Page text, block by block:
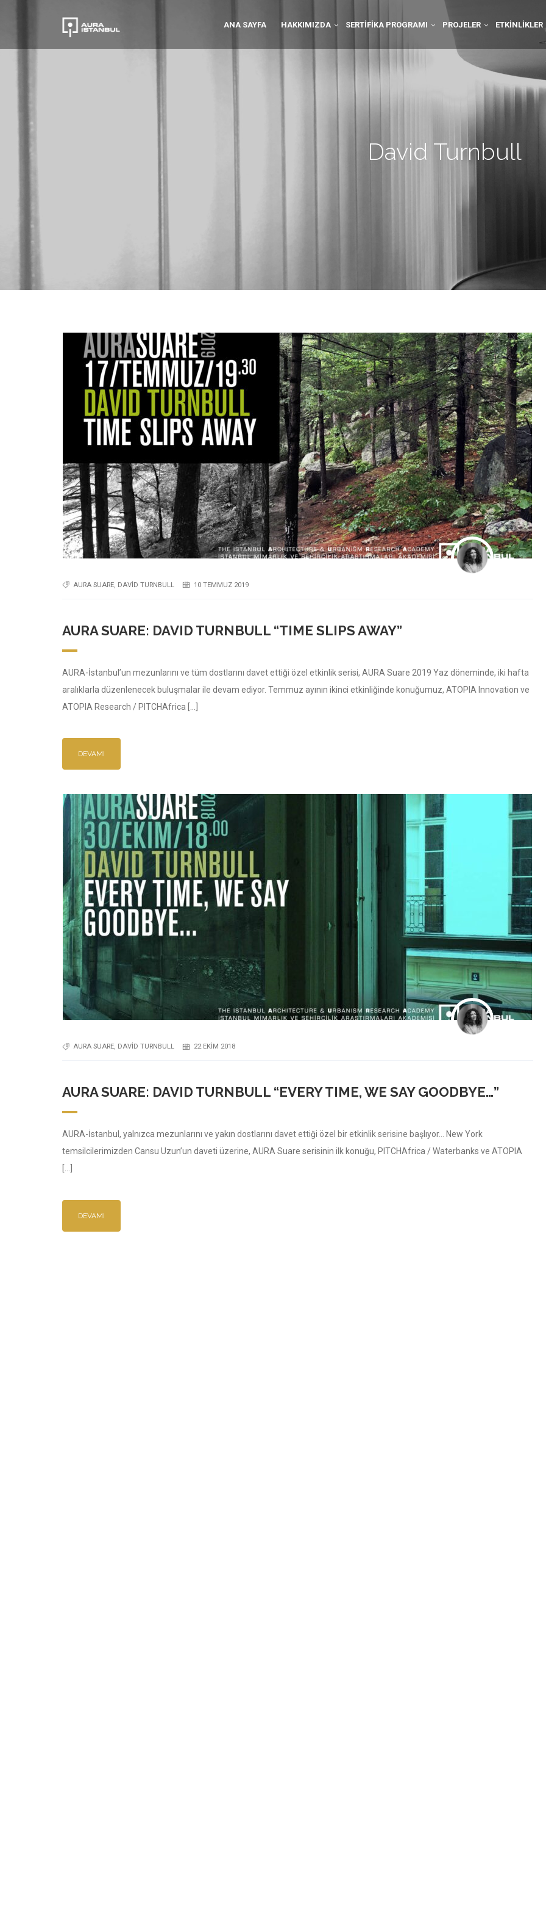
ANA SAYFA HAKKIMIZDA SERTIFIKA PROGRAMI PROJELER ETKINLIKLER
AURA SUARE, DAVID TURNBULL 10 TEMMUZ 2019
AURA SUARE: DAVID TURNBULL “TIME SLIPS AWAY”
AURA-İstanbul’un mezunlarını ve tüm dostlarını davet ettiği özel etkinlik serisi, AURA Suare 2019 Yaz döneminde, iki hafta
aralıklarla düzenlenecek buluşmalar ile devam ediyor. Temmuz ayının ikinci etkinliğinde konuğumuz, ATOPIA Innovation ve
ATOPIA Research / PITCHAfrica […]
DEVAMI
AURA SUARE, DAVID TURNBULL 22 EKIM 2018
AURA SUARE: DAVID TURNBULL “EVERY TIME, WE SAY GOODBYE…”
AURA-İstanbul, yalnızca mezunlarını ve yakın dostlarını davet ettiği özel bir etkinlik serisine başlıyor… New York
temsilcilerimizden Cansu Uzun’un daveti üzerine, AURA Suare serisinin ilk konuğu, PITCHAfrica / Waterbanks ve ATOPIA
[…]
DEVAMI